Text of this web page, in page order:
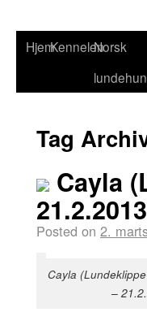
HjemKennelenNorsk
Tag
Cayla
21.2.2013
Posted on 2.
Cayla
–